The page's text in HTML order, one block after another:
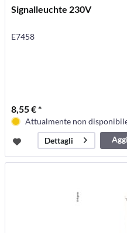
Signalleuchte 230V
E7458
8,55 € *
Attualmente non
Dettagli